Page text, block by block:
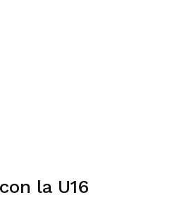
la U16